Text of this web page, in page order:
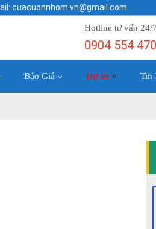
cuacuonnhom.vn@gmail.com
Hotline tư vấn 24/7
0904 554 470
Báo Giá Dự án Tin